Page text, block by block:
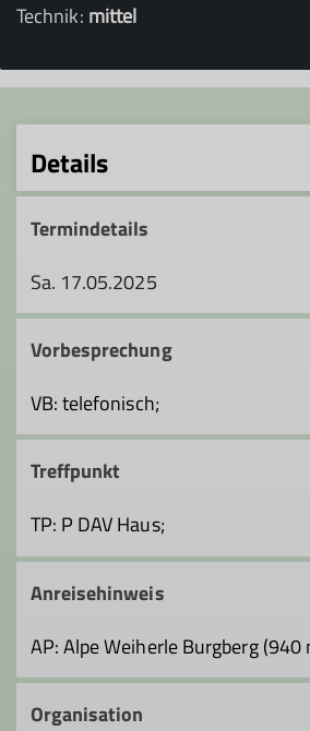
Technik: mittel
Details
Termindetails
Sa. 17.05.2025
Vorbesprechung
VB: telefonisch;
Treffpunkt
TP: P DAV Haus;
Anreisehinweis
AP: Alpe Weiherle Burgberg (940
Organisation